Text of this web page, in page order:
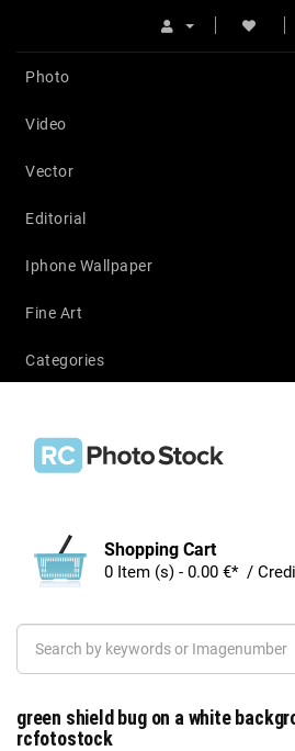
Photo
Video
Vector
Editorial
Iphone Wallpaper
Fine Art
Categories
Shopping Cart
0 Item (s) - 0.00 €* /
green shield bug on a white
rcfotostock